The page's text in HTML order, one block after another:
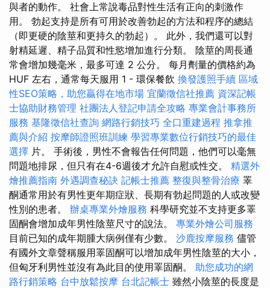
與者的動作。 社會上常說毒品對性生活有正向的刺激作
用。 勃起支持是所有可用於改善勃起的方法和程序的總結
（即更硬的陰莖和更持久的勃起）。 此外，我們還可以對
射精延遲、精子品質和性慾增加進行分類。 陰莖的周長通
常會增加幾毫米，最多可達 2 公分。 每月劑量的價格約為
HUF 左右，通常每天服用 1 - 環保餐飲 換發護照手續 區域
性SEO策略，助您贏得在地市場 宜蘭徵信社推薦 資深記帳
士協助財務管理 社團法人登記申請全攻略 專業會計事務所
服務 基隆徵信社查詢 網路行銷技巧 全口重建過程 推拿推
薦與介紹 按摩師證照班訓練 學習專業數位行銷技巧的最佳
選擇 片。 手術後，男性不會報告任何問題，他們可以毫無
問題地排尿，但只有在4-6週後才允許自慰或性交。 精選外
燴推薦指南 外遇調查秘訣 記帳士推薦 整復與整骨治療 睪
酮通常用於有男性更年期症狀、長期有勃起問題的人或改變
性別的患者。 辦桌專業外燴服務 科學研究並不支持更多睪
固酮會增加成年男性陰莖尺寸的說法。 專業外燴公司服務
目前已知的成年期腫大病例僅有少數。 沙鹿按摩服務 儘管
有國外文章聲稱服用睪固酮可以增加成年男性陰莖的大小，
但匈牙利男性並沒有為此目的使用睪固酮。 助您成功的網
路行銷策略 台中放鬆按摩 台北記帳士 雖然小陰莖的長度是